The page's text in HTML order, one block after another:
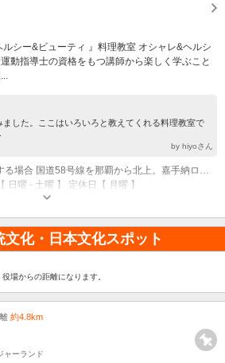
シー&ビューティ 』料理教室 オシャレ&ヘルシ
動指導士の資格をもつ講師から楽しく学ぶこと
した。ここはいろいろと教えてくれる料理教室で
by hiyoさん
曜 - 土曜 】 定休日【 月曜 】
化・日本文化スポット
場からの距離になります。
約4.8km
ャーランド